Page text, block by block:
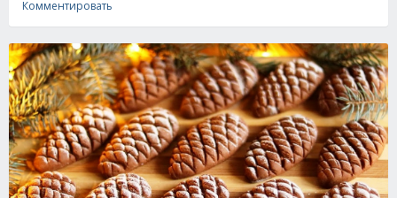
Комментировать